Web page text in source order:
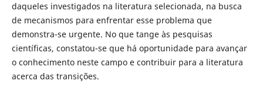
daqueles investigados na literatura selecionada, na busca
de mecanismos para enfrentar esse problema que
demonstra-se urgente. No que tange às pesquisas
científicas, constatou-se que há oportunidade para avançar
o conhecimento neste campo e contribuir para a literatura
acerca das transições.